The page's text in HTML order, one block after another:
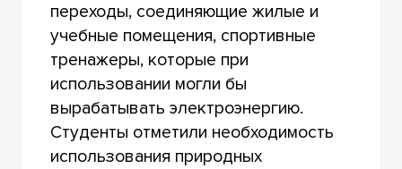
переходы, соединяющие жилые и
учебные помещения, спортивные
тренажеры, которые при
использовании могли бы
вырабатывать электроэнергию.
Студенты отметили необходимость
использования природных